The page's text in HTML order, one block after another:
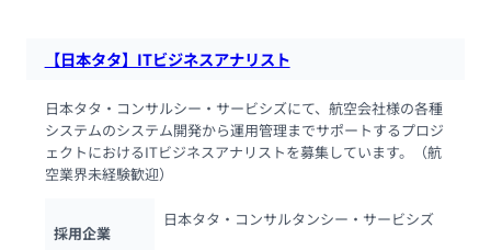
【日本タタ】ITビジネスアナリスト
日本タタ・コンサルシー・サービシズにて、航空会社様の各種
システムのシステム開発から運用管理までサポートするプロジ
ェクトにおけるITビジネスアナリストを募集しています。（航
空業界未経験歓迎）
採用企業
日本タタ・コンサルタンシー・サービシズ